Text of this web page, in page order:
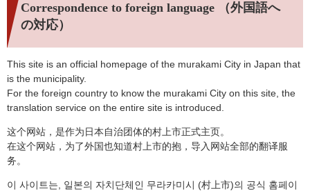
Correspondence to foreign language （外国語へ
の対応）
This site is an official homepage of the murakami City in Japan that
is the municipality.
For the foreign country to know the murakami City on this site, the
translation service on the entire site is introduced.
这个网站，是作为日本自治团体的村上市正式主页。
在这个网站，为了外国也知道村上市的抱，导入网站全部的翻译服
务。
이 사이트는, 일본의 자치단체인 무라카미시 (村上市)의 공식 홈페이